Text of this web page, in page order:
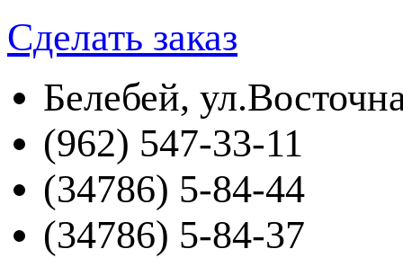
Сделать заказ
Белебей,
(962) 547-33-11
(34786) 5-84-44
(34786) 5-84-37